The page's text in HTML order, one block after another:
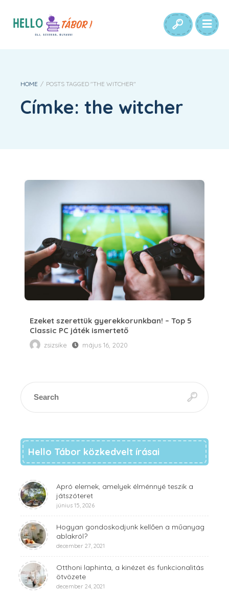
HOME / POSTS TAGGED "THE WITCHER"
Címke: the witcher
Ezeket szerettük gyerekkorunkban! – Top 5
Classic PC játék ismertető
zsizsike május 16, 2020
Hello Tábor közkedvelt írásai
Apró elemek, amelyek élménnyé teszik a
játszóteret
június 15, 2026
Hogyan gondoskodjunk kellően a műanyag
ablakról?
december 27, 2021
Otthoni laphinta, a kinézet és funkcionalitás
ötvözete
december 24, 2021